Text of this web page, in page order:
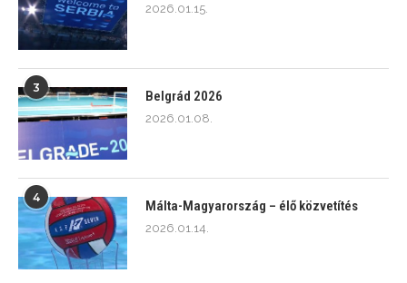
2026.01.15.
3
Belgrád 2026
2026.01.08.
4
Málta-Magyarország – élő közvetítés
2026.01.14.